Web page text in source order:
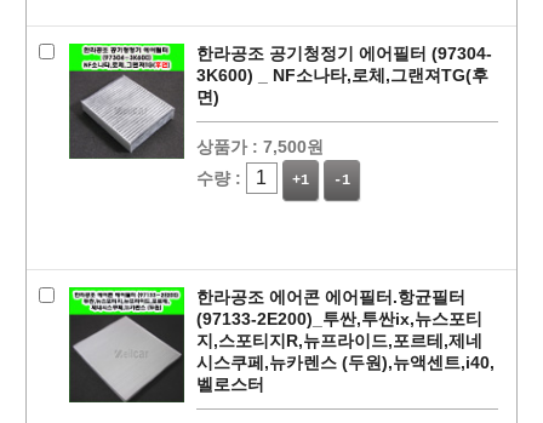
한라공조 공기청정기 에어필터 (97304-
3K600) _ NF소나타,로체,그랜져TG(후
면)
상품가 : 7,500원
수량 :
+1 -1
한라공조 에어콘 에어필터.항균필터
(97133-2E200)_투싼,투싼ix,뉴스포티
지,스포티지R,뉴프라이드,포르테,제네
시스쿠페,뉴카렌스 (두원),뉴액센트,i40,
벨로스터